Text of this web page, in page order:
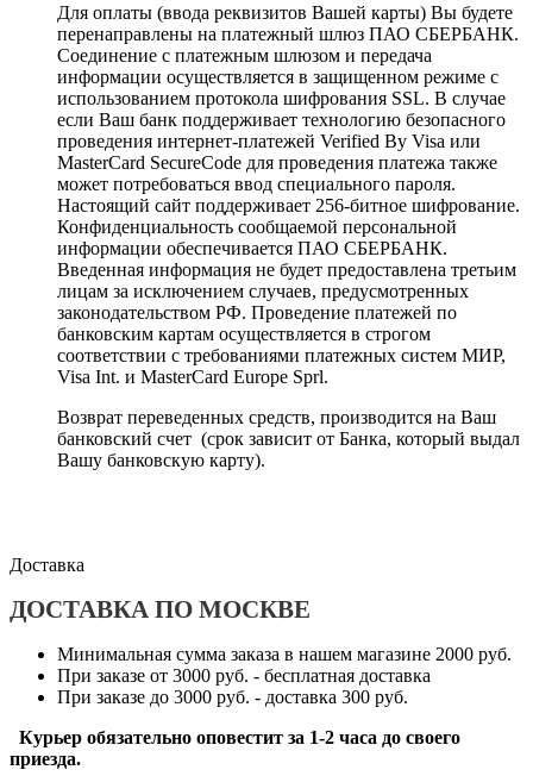
Для оплаты (ввода реквизитов Вашей карты) Вы будете
перенаправлены на платежный шлюз ПАО СБЕРБАНК.
Соединение с платежным шлюзом и передача
информации осуществляется в защищенном режиме с
использованием протокола шифрования SSL. В случае
если Ваш банк поддерживает технологию безопасного
проведения интернет-платежей Verified By Visa или
MasterCard SecureCode для проведения платежа также
может потребоваться ввод специального пароля.
Настоящий сайт поддерживает 256-битное шифрование.
Конфиденциальность сообщаемой персональной
информации обеспечивается ПАО СБЕРБАНК.
Введенная информация не будет предоставлена третьим
лицам за исключением случаев, предусмотренных
законодательством РФ. Проведение платежей по
банковским картам осуществляется в строгом
соответствии с требованиями платежных систем МИР,
Visa Int. и MasterCard Europe Sprl.
Возврат переведенных средств, производится на Ваш
банковский счет (срок зависит от Банка, который выдал
Вашу банковскую карту).
Доставка
ДОСТАВКА ПО МОСКВЕ
Минимальная сумма заказа в нашем магазине 2000 руб.
При заказе от 3000 руб. - бесплатная доставка
При заказе до 3000 руб. - доставка 300 руб.
Курьер обязательно оповестит за 1-2 часа до своего
приезда.